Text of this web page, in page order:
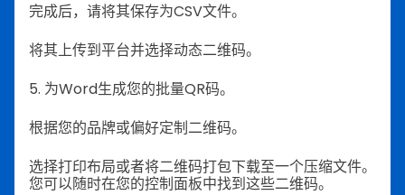
完成后，请将其保存为CSV文件。
将其上传到平台并选择动态二维码。
5. 为Word生成您的批量QR码。
根据您的品牌或偏好定制二维码。
选择打印布局或者将二维码打包下载至一个压缩文件。
您可以随时在您的控制面板中找到这些二维码。